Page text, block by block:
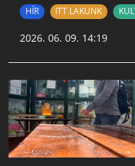
HÍR ITT LAKUNK
2026. 06. 09. 14:19